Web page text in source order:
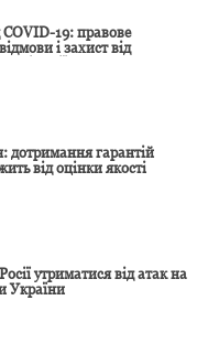
COVID-19: правове
і захист від
дотримання гарантій
від оцінки якості
утриматися від атак на
України